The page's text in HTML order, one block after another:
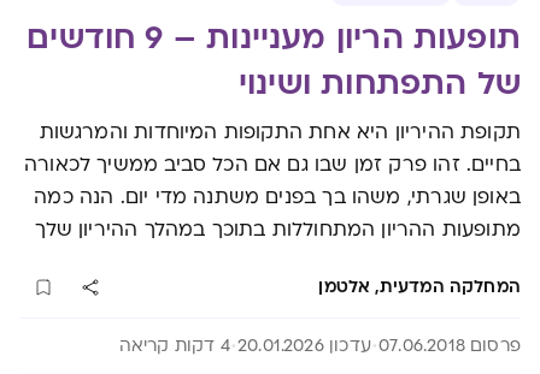
תופעות הריון מעניינות – 9 חודשים
של התפתחות ושינוי
תקופת ההיריון היא אחת התקופות המיוחדות והמרגשות
בחיים. זהו פרק זמן שבו גם אם הכל סביב ממשיך לכאורה
באופן שגרתי, משהו בך בפנים משתנה מדי יום. הנה כמה
מתופעות ההריון המתחוללות בתוכך במהלך ההיריון שלך
המחלקה המדעית, אלטמן
פרסום 07.06.2018 עדכון 20.01.2026 4 דקות קריאה